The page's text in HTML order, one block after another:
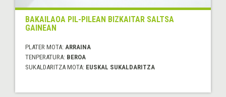
BAKAILAOA PIL-PILEAN BIZKAITAR SALTSA
GAINEAN
PLATER MOTA: ARRAINA
TENPERATURA: BEROA
SUKALDARITZA MOTA: EUSKAL SUKALDARITZA